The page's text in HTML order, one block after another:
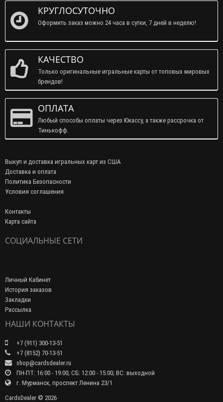
КРУГЛОСУТОЧНО
Оформить заказ можно 24 часа в сутки, 7 дней в неделю!
КАЧЕСТВО
Только оригинальные игральные карты от топовых мировых
брендов!
ОПЛАТА
Любый способы оплаты через Юкассу, а также рассрочка от
Тинькофф.
Выкуп и доставка игральных карт из США
Доставка и оплата
Политика Безопасности
Условия соглашения
Контакты
Карта сайта
СОЦИАЛЬНЫЕ СЕТИ
Личный Кабинет
История заказов
Закладки
Рассылка
НАШИ КОНТАКТЫ
+7 (911) 300-13-51
+7 (8152) 70-13-51
shop@cardsdealer.ru
ПН-ПТ: 16:00 - 19:00; СБ: 12:00 - 15:00; ВС: выходной
г. Мурманск, проспект Ленина 23/1
CardsDealer © 2026